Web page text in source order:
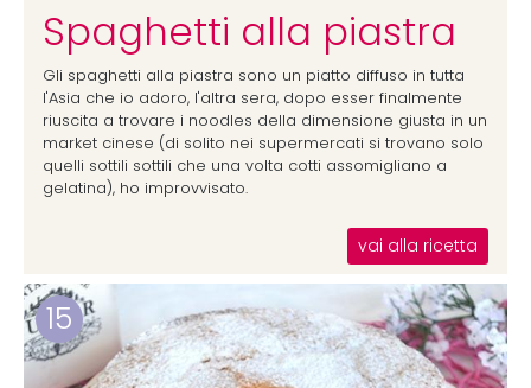
Spaghetti alla piastra
Gli spaghetti alla piastra sono un piatto diffuso in tutta
l'Asia che io adoro, l'altra sera, dopo esser finalmente
riuscita a trovare i noodles della dimensione giusta in un
market cinese (di solito nei supermercati si trovano solo
quelli sottili sottili che una volta cotti assomigliano a
gelatina), ho improvvisato.
vai alla ricetta
15